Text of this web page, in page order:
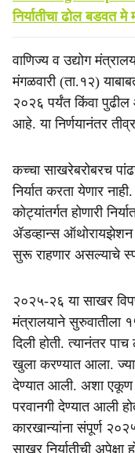
निर्यातीचा ढोल बडवत मे
वाणिज्य व उद्योग
मंगळवारी (ता.१२)
२०२६ पर्यंत किंवा
आहे. या निर्णयानंतर
कच्चा साखरेबरोबरच
निर्यात करता येणार
कोट्यांतर्गत होणारी
ॲडव्हान्स ऑथोरायझेशन
सुरू राहणार असल्याचे
२०२५-२६ या साखर
मंत्रालयाने सुरुवातीला
दिली होती. त्यानंतर पाच
खुला करण्यात आला.
देण्यात आली. अशा एकूण
परवानगी देण्यात आली
कारखान्यांना संपूर्ण
साखर निर्यातीची